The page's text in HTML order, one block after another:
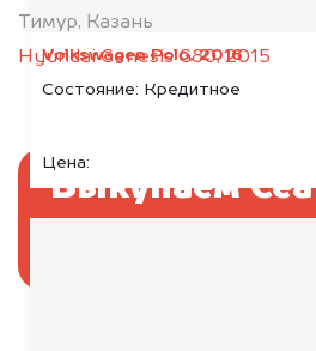
Volkswagen Polo, 2016
Состояние: Кредитное
Цена:
Тимур, Казань
Hyundai Genesis G80, 2015
Выкупаем